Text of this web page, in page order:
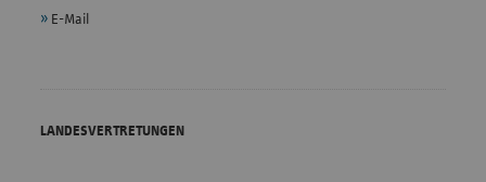
E-Mail
LANDESVERTRETUNGEN